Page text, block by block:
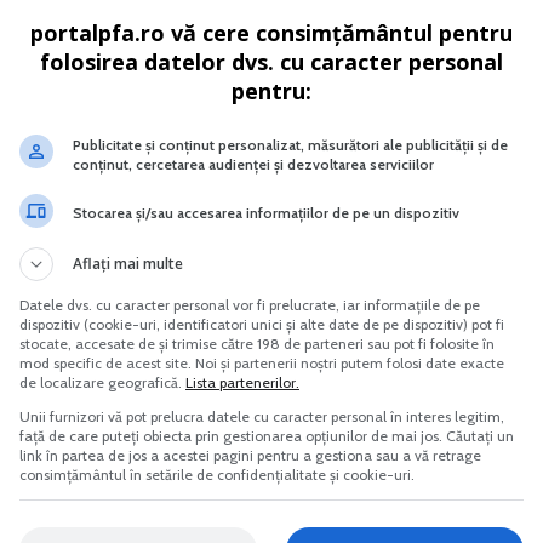
Vreau acest produs →
Vreau acest produs →
infiintarea si functionarea unei PFA >>, care iti
vor ramane in buzunarul tau si mai putini ajung in cel
declarative si de plata. Ca PFA, poti tine
nevoie de un contabil, iar aceasta inseamna cheltuieli
portalpfa.ro vă cere consimțământul pentru
folosirea datelor dvs. cu caracter personal
pentru:
Publicitate și conținut personalizat, măsurători ale publicității și de
conținut, cercetarea audienței și dezvoltarea serviciilor
Stocarea și/sau accesarea informațiilor de pe un dispozitiv
Aflați mai multe
Datele dvs. cu caracter personal vor fi prelucrate, iar informațiile de pe
dispozitiv (cookie-uri, identificatori unici și alte date de pe dispozitiv) pot fi
stocate, accesate de și trimise către 198 de parteneri sau pot fi folosite în
mod specific de acest site. Noi și partenerii noștri putem folosi date exacte
de localizare geografică. Lista partenerilor.
Unii furnizori vă pot prelucra datele cu caracter personal în interes legitim,
față de care puteți obiecta prin gestionarea opțiunilor de mai jos. Căutați un
link în partea de jos a acestei pagini pentru a gestiona sau a vă retrage
consimțământul în setările de confidențialitate și cookie-uri.